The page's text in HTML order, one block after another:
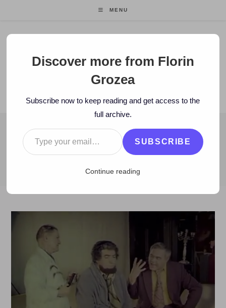
MENU
Florin Grozea
ENTREPRENEUR. FOUNDER/CEO MOCAPP.
BLOG
2013 > December > 12 > Istorie > Gand despre celebritate
Discover more from Florin
Grozea
Subscribe now to keep reading and get access to the
full archive.
Type your email…
SUBSCRIBE
Continue reading